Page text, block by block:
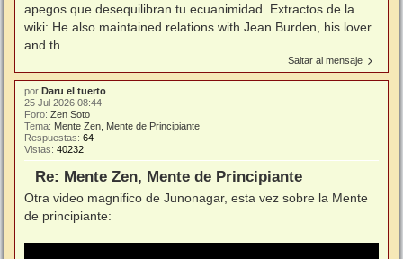
apegos que desequilibran tu ecuanimidad. Extractos de la
wiki: He also maintained relations with Jean Burden, his lover
and th...
Saltar al mensaje
por Daru el tuerto
25 Jul 2026 08:44
Foro: Zen Soto
Tema: Mente Zen, Mente de Principiante
Respuestas: 64
Vistas: 40232
Re: Mente Zen, Mente de Principiante
Otra video magnifico de Junonagar, esta vez sobre la Mente
de principiante: